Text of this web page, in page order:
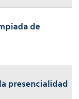
de
presencialidad